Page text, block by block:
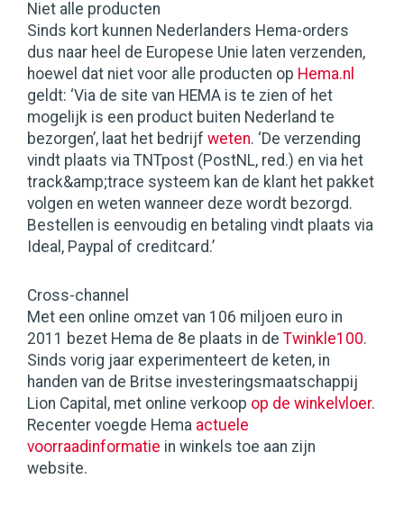
Niet alle producten
Sinds kort kunnen Nederlanders Hema-orders
dus naar heel de Europese Unie laten verzenden,
hoewel dat niet voor alle producten op Hema.nl
geldt: ‘Via de site van HEMA is te zien of het
mogelijk is een product buiten Nederland te
bezorgen’, laat het bedrijf weten. ‘De verzending
vindt plaats via TNTpost (PostNL, red.) en via het
track&amp;trace systeem kan de klant het pakket
volgen en weten wanneer deze wordt bezorgd.
Bestellen is eenvoudig en betaling vindt plaats via
Ideal, Paypal of creditcard.’
Cross-channel
Met een online omzet van 106 miljoen euro in
2011 bezet Hema de 8e plaats in de Twinkle100.
Sinds vorig jaar experimenteert de keten, in
handen van de Britse investeringsmaatschappij
Lion Capital, met online verkoop op de winkelvloer.
Recenter voegde Hema actuele
voorraadinformatie in winkels toe aan zijn
website.